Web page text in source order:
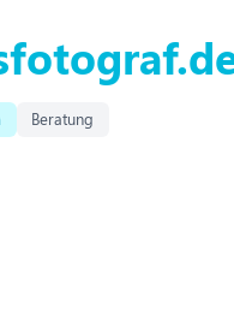
Beratung